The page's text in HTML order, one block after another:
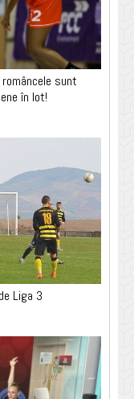
sunt
în lot!
Liga 3